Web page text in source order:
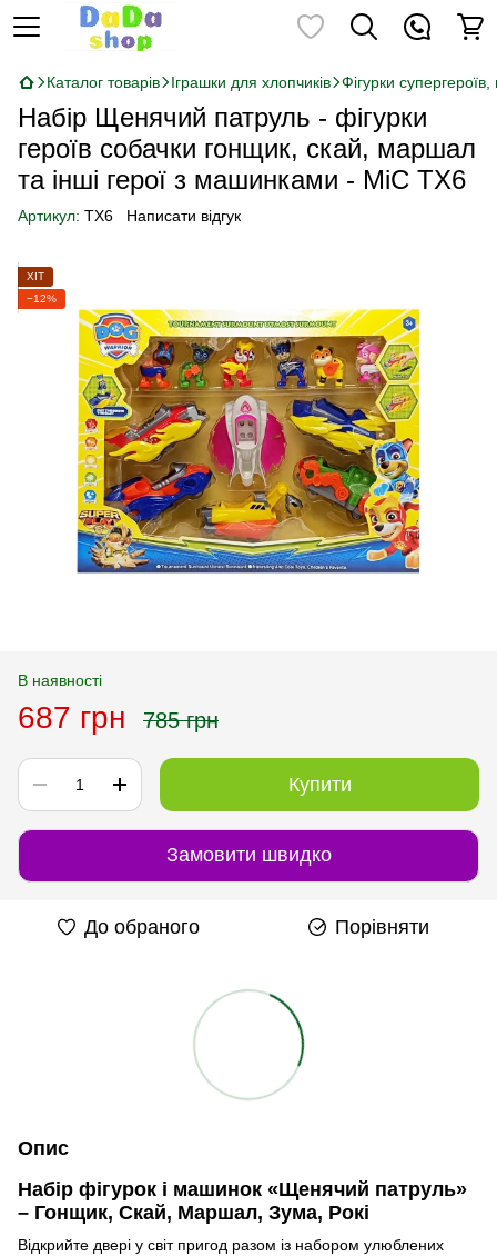
Каталог товарів Іграшки для хлопчиків Фігурки
Набір Щенячий патруль - фігурки
героїв собачки гонщик, скай, маршал
та інші герої з машинками - MiC TX6
Артикул: TX6 Написати відгук
ХІТ
−12%
В наявності
687 грн 785 грн
Купити
Замовити швидко
До обраного Порівняти
Опис
Набір фігурок і машинок «Щенячий патруль»
– Гонщик, Скай, Маршал, Зума, Рокі
Відкрийте двері у світ пригод разом із набором улюблених